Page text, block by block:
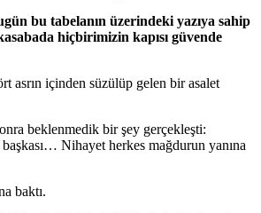
bu tabelanın üzerindeki yazıya sahip
hiçbirimizin kapısı güvende
asrın içinden süzülüp gelen bir asalet
beklenmedik bir şey gerçekleşti:
Nihayet herkes mağdurun yanına
baktı.